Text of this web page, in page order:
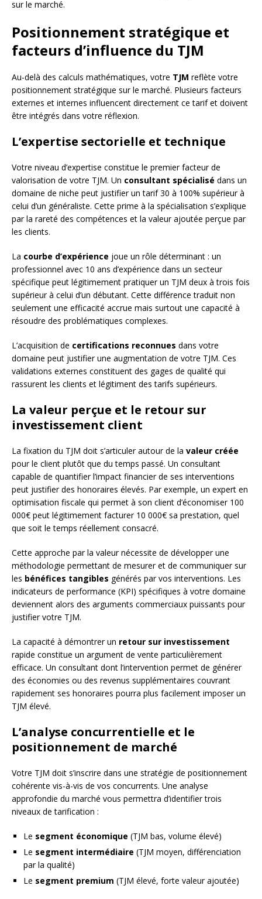
sur le marché.
Positionnement stratégique et
facteurs d’influence du TJM
Au-delà des calculs mathématiques, votre TJM reflète votre
positionnement stratégique sur le marché. Plusieurs facteurs
externes et internes influencent directement ce tarif et doivent
être intégrés dans votre réflexion.
L’expertise sectorielle et technique
Votre niveau d’expertise constitue le premier facteur de
valorisation de votre TJM. Un consultant spécialisé dans un
domaine de niche peut justifier un tarif 30 à 100% supérieur à
celui d’un généraliste. Cette prime à la spécialisation s’explique
par la rareté des compétences et la valeur ajoutée perçue par
les clients.
La courbe d’expérience joue un rôle déterminant : un
professionnel avec 10 ans d’expérience dans un secteur
spécifique peut légitimement pratiquer un TJM deux à trois fois
supérieur à celui d’un débutant. Cette différence traduit non
seulement une efficacité accrue mais surtout une capacité à
résoudre des problématiques complexes.
L’acquisition de certifications reconnues dans votre
domaine peut justifier une augmentation de votre TJM. Ces
validations externes constituent des gages de qualité qui
rassurent les clients et légitiment des tarifs supérieurs.
La valeur perçue et le retour sur
investissement client
La fixation du TJM doit s’articuler autour de la valeur créée
pour le client plutôt que du temps passé. Un consultant
capable de quantifier l’impact financier de ses interventions
peut justifier des honoraires élevés. Par exemple, un expert en
optimisation fiscale qui permet à son client d’économiser 100
000€ peut légitimement facturer 10 000€ sa prestation, quel
que soit le temps réellement consacré.
Cette approche par la valeur nécessite de développer une
méthodologie permettant de mesurer et de communiquer sur
les bénéfices tangibles générés par vos interventions. Les
indicateurs de performance (KPI) spécifiques à votre domaine
deviennent alors des arguments commerciaux puissants pour
justifier votre TJM.
La capacité à démontrer un retour sur investissement
rapide constitue un argument de vente particulièrement
efficace. Un consultant dont l’intervention permet de générer
des économies ou des revenus supplémentaires couvrant
rapidement ses honoraires pourra plus facilement imposer un
TJM élevé.
L’analyse concurrentielle et le
positionnement de marché
Votre TJM doit s’inscrire dans une stratégie de positionnement
cohérente vis-à-vis de vos concurrents. Une analyse
approfondie du marché vous permettra d’identifier trois
niveaux de tarification :
Le segment économique (TJM bas, volume élevé)
Le segment intermédiaire (TJM moyen, différenciation
par la qualité)
Le segment premium (TJM élevé, forte valeur ajoutée)